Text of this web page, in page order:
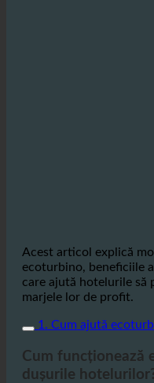
Acest articol explică
ecoturbino, beneficiile
care ajută hotelurile
1. Cum ajută